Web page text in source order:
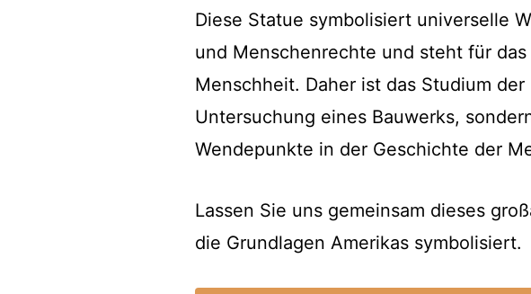
Diese Statue symbolisiert universelle
und Menschenrechte und steht für
Menschheit. Daher ist das Studium
Untersuchung eines Bauwerks,
Wendepunkte in der Geschichte der
Lassen Sie uns gemeinsam dieses
die Grundlagen Amerikas symbolisiert.